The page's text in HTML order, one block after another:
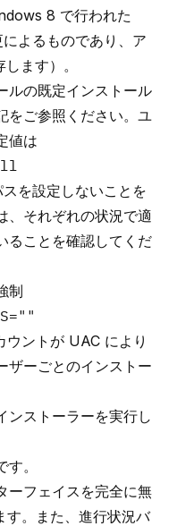
8 で行われた
よるものであり、ア
ます）。
ルの既定インストール
をご参照ください。ユ
値は
を設定しないことを
、それぞれの状況で適
ることを確認してくだ
制
ウントが UAC により
ザーごとのインストー
ンストーラーを実行し
。
ーフェイスを完全に無
す。また、進行状況バ